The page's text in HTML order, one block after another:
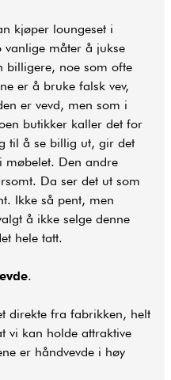
kjøper loungeset i
vanlige måter å jukse
billigere, noe som ofte
er å bruke falsk vev,
er vevd, men som i
butikker kaller det for
til å se billig ut, gir det
møbelet. Den andre
Da ser det ut som
Ikke så pent, men
å ikke selge denne
hele tatt.
.
direkte fra fabrikken, helt
vi kan holde attraktive
er håndvevde i høy